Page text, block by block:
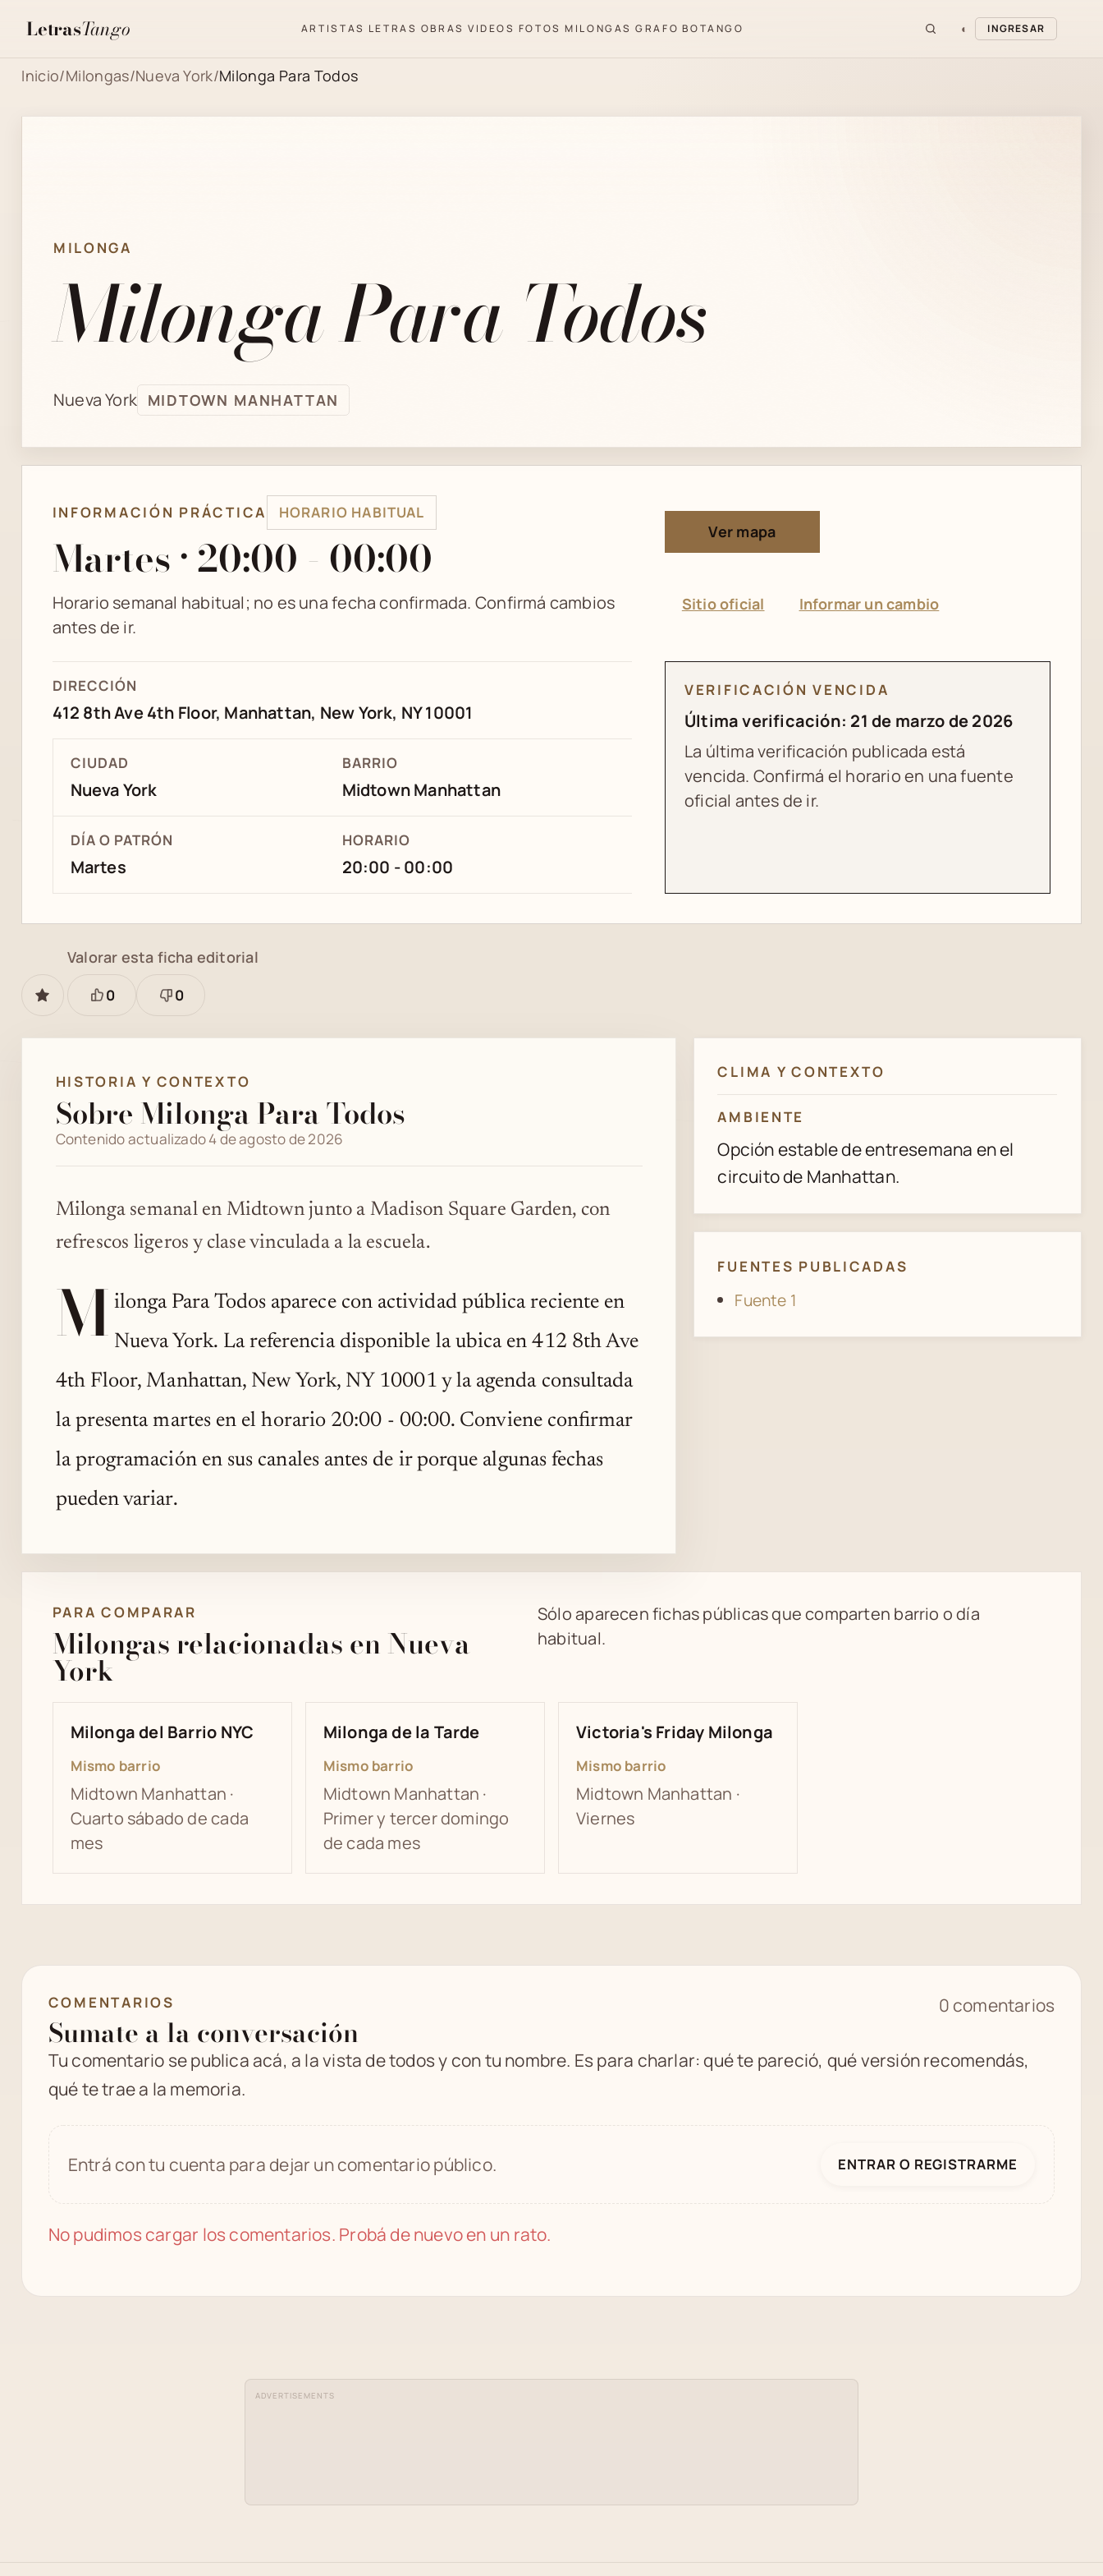
LetrasTango ARTISTAS LETRAS OBRAS VIDEOS FOTOS MILONGAS GRAFO BOTANGO ◐ INGRESAR
Inicio/Milongas/Nueva York/Milonga Para Todos
MILONGA
Milonga Para Todos
Nueva York MIDTOWN MANHATTAN
INFORMACIÓN PRÁCTICA HORARIO HABITUAL
Martes · 20:00 - 00:00
Horario semanal habitual; no es una fecha confirmada. Confirmá cambios
antes de ir.
Ver mapa
Sitio oficial Informar un cambio
DIRECCIÓN
412 8th Ave 4th Floor, Manhattan, New York, NY 10001
CIUDAD
Nueva York
BARRIO
Midtown Manhattan
DÍA O PATRÓN
Martes
HORARIO
20:00 - 00:00
VERIFICACIÓN VENCIDA
Última verificación: 21 de marzo de 2026
La última verificación publicada está
vencida. Confirmá el horario en una fuente
oficial antes de ir.
GUARDAR
Valorar esta ficha editorial
Está
0
Necesita
0
HISTORIA Y CONTEXTO
Sobre Milonga Para Todos
Contenido actualizado 4 de agosto de 2026
Milonga semanal en Midtown junto a Madison Square Garden, con
refrescos ligeros y clase vinculada a la escuela.
M ilonga Para Todos aparece con actividad pública reciente en
Nueva York. La referencia disponible la ubica en 412 8th Ave
4th Floor, Manhattan, New York, NY 10001 y la agenda consultada
la presenta martes en el horario 20:00 - 00:00. Conviene confirmar
la programación en sus canales antes de ir porque algunas fechas
pueden variar.
CLIMA Y CONTEXTO
AMBIENTE
Opción estable de entresemana en el
circuito de Manhattan.
FUENTES PUBLICADAS
Fuente 1
PARA COMPARAR
Milongas relacionadas en Nueva
York
Sólo aparecen fichas públicas que comparten barrio o día
habitual.
Milonga del Barrio NYC
Mismo barrio
Midtown Manhattan ·
Cuarto sábado de cada
mes
Milonga de la Tarde
Mismo barrio
Midtown Manhattan ·
Primer y tercer domingo
de cada mes
Victoria's Friday Milonga
Mismo barrio
Midtown Manhattan ·
Viernes
COMENTARIOS
Sumate a la conversación
0 comentarios
Tu comentario se publica acá, a la vista de todos y con tu nombre. Es para charlar: qué te pareció, qué versión recomendás,
qué te trae a la memoria.
Entrá con tu cuenta para dejar un comentario público. ENTRAR O REGISTRARME
No pudimos cargar los comentarios. Probá de nuevo en un rato.
ADVERTISEMENTS